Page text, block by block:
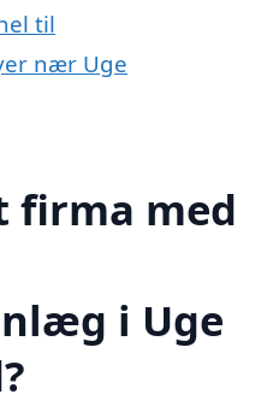
til
nær Uge
firma med
i Uge